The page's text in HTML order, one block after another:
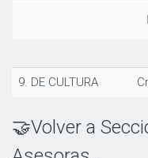
9. DE CULTURA
🤝Volver a